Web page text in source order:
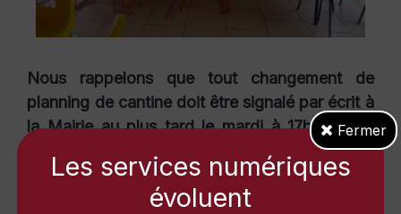
Nous rappelons que tout changement de
planning de cantine doit être signalé par écrit à
la Mairie au plus tard le mardi à 17h pour la
Pour les inscriptions aux services
Fermer
Les services numériques
évoluent